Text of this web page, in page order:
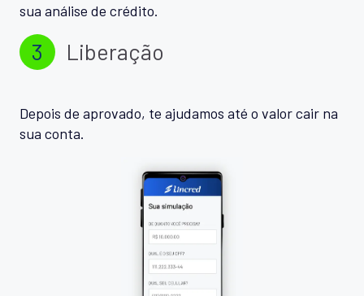
sua análise de crédito.
3 Liberação
Depois de aprovado, te ajudamos até o valor cair na
sua conta.